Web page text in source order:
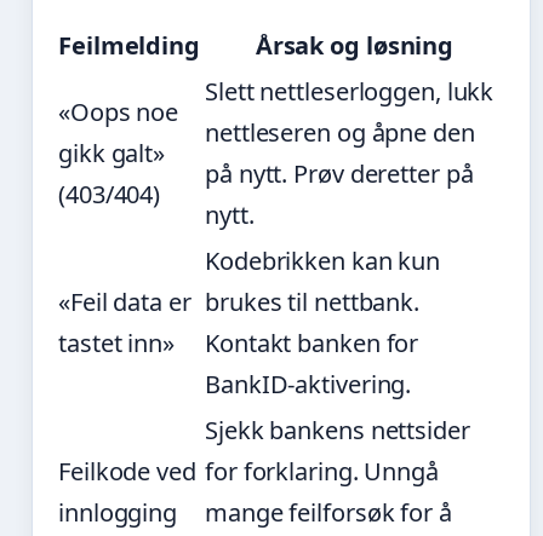
Feilmelding Årsak og løsning
«Oops noe
gikk galt»
(403/404)
Slett nettleserloggen, lukk
nettleseren og åpne den
på nytt. Prøv deretter på
nytt.
«Feil data er
tastet inn»
Kodebrikken kan kun
brukes til nettbank.
Kontakt banken for
BankID-aktivering.
Feilkode ved
innlogging
Sjekk bankens nettsider
for forklaring. Unngå
mange feilforsøk for å